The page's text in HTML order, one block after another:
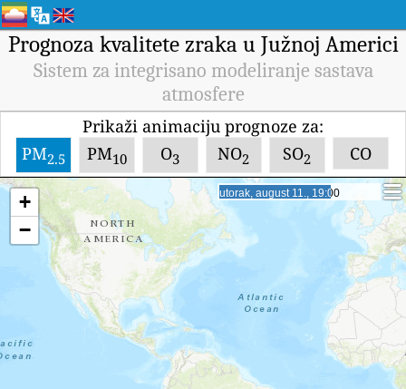
Prognoza kvalitete zraka u Južnoj Americi
Sistem za integrisano modeliranje sastava
atmosfere
Prikaži animaciju prognoze za:
PM2.5 PM10 O3 NO2 SO2 CO
srijeda, august 12., 7:00
srijeda, august 12., 7:00
+
−